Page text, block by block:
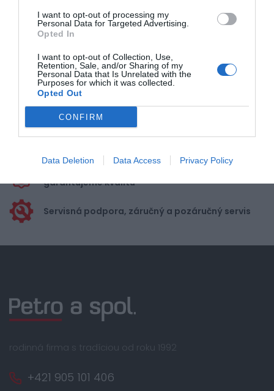
I want to opt-out of processing my
Personal Data for Targeted Advertising.
Opted In
I want to opt-out of Collection, Use,
Retention, Sale, and/or Sharing of my
Personal Data that Is Unrelated with the
Purposes for which it was collected.
Opted Out
CONFIRM
Data Deletion Data Access Privacy Policy
Pre pridanie recenzie sa musíte
prihlásiť
Doprava zadarmo pri
nákupe nad 100,00 €
Bezpečná platba
garantujeme kvalitu
Servisná podpora, záručný a pozáručný servis
rodinná firma s tradíciou od roku 1992
+421 905 101 406